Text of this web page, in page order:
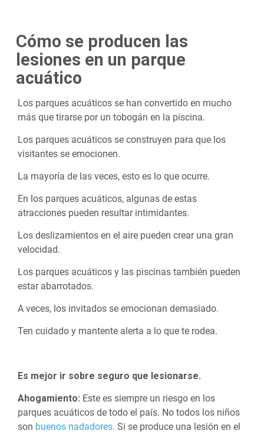
Cómo se producen las
lesiones en un parque
acuático
Los parques acuáticos se han convertido en mucho
más que tirarse por un tobogán en la piscina.
Los parques acuáticos se construyen para que los
visitantes se emocionen.
La mayoría de las veces, esto es lo que ocurre.
En los parques acuáticos, algunas de estas
atracciones pueden resultar intimidantes.
Los deslizamientos en el aire pueden crear una gran
velocidad.
Los parques acuáticos y las piscinas también pueden
estar abarrotados.
A veces, los invitados se emocionan demasiado.
Ten cuidado y mantente alerta a lo que te rodea.
Es mejor ir sobre seguro que lesionarse.
Ahogamiento: Este es siempre un riesgo en los
parques acuáticos de todo el país. No todos los niños
son buenos nadadores. Si se produce una lesión en el